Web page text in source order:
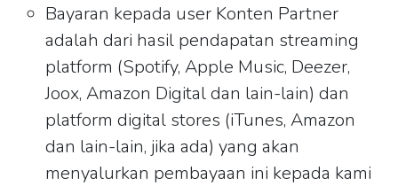
Bayaran kepada user Konten Partner
adalah dari hasil pendapatan streaming
platform (Spotify, Apple Music, Deezer,
Joox, Amazon Digital dan lain-lain) dan
platform digital stores (iTunes, Amazon
dan lain-lain, jika ada) yang akan
menyalurkan pembayaan ini kepada kami